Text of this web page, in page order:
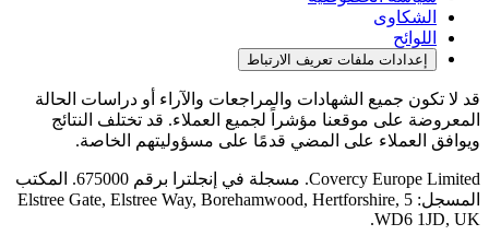
الشكاوى
اللوائح
إعدادات ملفات تعريف الارتباط
قد لا تكون جميع الشهادات والمراجعات والآراء أو دراسات الحالة
المعروضة على موقعنا مؤشراً لجميع العملاء. قد تختلف النتائج
ويوافق العملاء على المضي قدمًا على مسؤوليتهم الخاصة.
Covercy Europe Limited. مسجلة في إنجلترا برقم 675000. المكتب
المسجل: 5 Elstree Gate, Elstree Way, Borehamwood, Hertforshire,
WD6 1JD, UK.